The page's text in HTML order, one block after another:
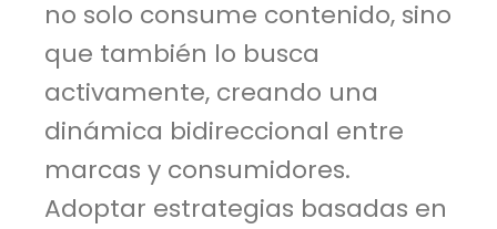
no solo consume contenido, sino
que también lo busca
activamente, creando una
dinámica bidireccional entre
marcas y consumidores.
Adoptar estrategias basadas en